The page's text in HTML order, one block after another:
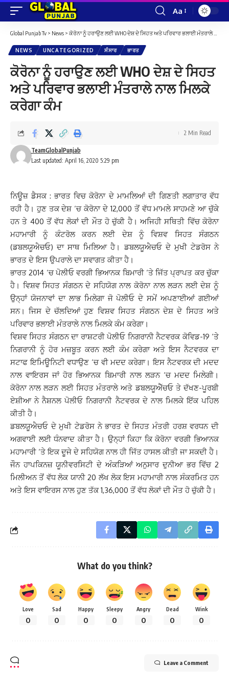
Font
Resizer
Aa
Global Punjab Tv > News > ਕੋਰੋਨਾ ਨੂੰ ਹਰਾਉਣ ਲਈ WHO ਦੇਸ਼ ਦੇ ਸਿਹਤ ਅਤੇ ਪਰਿਵਾਰ ਭਲਾਈ ਮੰਤਰਾਲੇ ਨਾਲ ਮਿਲਕੇ ਕਰੇਗਾ ਕੰਮ
NEWS UNCATEGORIZED ਸੰਸਾਰ ਭਾਰਤ
ਕੋਰੋਨਾ ਨੂੰ ਹਰਾਉਣ ਲਈ WHO ਦੇਸ਼ ਦੇ ਸਿਹਤ
ਅਤੇ ਪਰਿਵਾਰ ਭਲਾਈ ਮੰਤਰਾਲੇ ਨਾਲ ਮਿਲਕੇ
ਕਰੇਗਾ ਕੰਮ
Last updated: April 16, 2020 5:29 pm
TeamGlobalPunjab
2 Min Read
ਨਿਊਜ਼ ਡੈਸਕ : ਭਾਰਤ ਵਿਚ ਕੋਰੋਨਾ ਦੇ ਮਾਮਲਿਆਂ ਦੀ ਗਿਣਤੀ ਲਗਾਤਾਰ ਵੱਧ
ਰਹੀ ਹੈ। ਹੁਣ ਤਕ ਦੇਸ਼ ‘ਚ ਕੋਰੋਨਾ ਦੇ 12,000 ਤੋਂ ਵੱਧ ਮਾਮਲੇ ਸਾਹਮਣੇ ਆ ਚੁੱਕੇ
ਹਨ ਤੇ 400 ਤੋਂ ਵੱਧ ਲੋਕਾਂ ਦੀ ਮੌਤ ਹੋ ਚੁੱਕੀ ਹੈ। ਅਜਿਹੀ ਸਥਿਤੀ ਵਿੱਚ ਕੋਰੋਨਾ
ਮਹਾਮਾਰੀ ਨੂੰ ਕੰਟਰੋਲ ਕਰਨ ਲਈ ਦੇਸ਼ ਨੂੰ ਵਿਸ਼ਵ ਸਿਹਤ ਸੰਗਠਨ
(ਡਬਲਯੂਐਚਓ) ਦਾ ਸਾਥ ਮਿਲਿਆ ਹੈ। ਡਬਲਯੂਐਚਓ ਦੇ ਮੁਖੀ ਟੇਡਰੋਸ ਨੇ
ਭਾਰਤ ਦੇ ਇਸ ਉਪਰਾਲੇ ਦਾ ਸਵਾਗਤ ਕੀਤਾ ਹੈ।
ਭਾਰਤ 2014 ‘ਚ ਪੋਲੀਓ ਵਰਗੀ ਭਿਆਨਕ ਬਿਮਾਰੀ ‘ਤੇ ਜਿੱਤ ਪ੍ਰਾਪਤ ਕਰ ਚੁੱਕਾ
ਹੈ। ਵਿਸ਼ਵ ਸਿਹਤ ਸੰਗਠਨ ਦੇ ਸਹਿਯੋਗ ਨਾਲ ਕੋਰੋਨਾ ਨਾਲ ਲੜਨ ਲਈ ਦੇਸ਼ ਨੂੰ
ਉਨ੍ਹਾਂ ਯੋਜਨਾਵਾਂ ਦਾ ਲਾਭ ਮਿਲੇਗਾ ਜੋ ਪੋਲੀਓ ਦੇ ਸਮੇਂ ਅਪਣਾਈਆਂ ਗਈਆਂ
ਸਨ। ਜਿਸ ਦੇ ਚੱਲਦਿਆਂ ਹੁਣ ਵਿਸ਼ਵ ਸਿਹਤ ਸੰਗਠਨ ਦੇਸ਼ ਦੇ ਸਿਹਤ ਅਤੇ
ਪਰਿਵਾਰ ਭਲਾਈ ਮੰਤਰਾਲੇ ਨਾਲ ਮਿਲਕੇ ਕੰਮ ਕਰੇਗਾ।
ਵਿਸ਼ਵ ਸਿਹਤ ਸੰਗਠਨ ਦਾ ਰਾਸ਼ਟਰੀ ਪੋਲੀਓ ਨਿਗਰਾਨੀ ਨੈਟਵਰਕ ਕੋਵਿਡ-19 ‘ਤੇ
ਨਿਗਰਾਨੀ ਨੂੰ ਹੋਰ ਮਜ਼ਬੂਤ ​​ਕਰਨ ਲਈ ਕੰਮ ਕਰੇਗਾ ਅਤੇ ਇਸ ਨੈਟਵਰਕ ਦਾ
ਸਟਾਫ ਇਮਿਊਨਿਟੀ ਵਧਾਉਣ ‘ਚ ਵੀ ਮਦਦ ਕਰੇਗਾ। ਇਸ ਨੈਟਵਰਕ ਦੀ ਮਦਦ
ਨਾਲ ਵਾਇਰਸ ਜਾਂ ਹੋਰ ਭਿਆਨਕ ਬਿਮਾਰੀ ਨਾਲ ਲੜਨ ‘ਚ ਮਦਦ ਮਿਲੇਗੀ।
ਕੋਰੋਨਾ ਨਾਲ ਲੜਨ ਲਈ ਸਿਹਤ ਮੰਤਰਾਲੇ ਅਤੇ ਡਬਲਯੂਐੱਚਓ ਤੇ ਦੱਖਣ-ਪੂਰਬੀ
ਏਸ਼ੀਆ ਨੇ ਨੈਸ਼ਨਲ ਪੋਲੀਓ ਨਿਗਰਾਨੀ ਨੈਟਵਰਕ ਦੇ ਨਾਲ ਮਿਲਕੇ ਇੱਕ ਪਹਿਲ
ਕੀਤੀ ਹੈ।
ਡਬਲਯੂਐਚਓ ਦੇ ਮੁਖੀ ਟੇਡਰੋਸ ਨੇ ਭਾਰਤ ਦੇ ਸਿਹਤ ਮੰਤਰੀ ਹਰਸ਼ ਵਰਧਨ ਦੀ
ਅਗਵਾਈ ਲਈ ਧੰਨਵਾਦ ਕੀਤਾ ਹੈ। ਉਨ੍ਹਾਂ ਕਿਹਾ ਕਿ ਕੋਰੋਨਾ ਵਰਗੀ ਭਿਆਨਕ
ਮਹਾਮਾਰੀ ‘ਤੇ ਇਕ ਦੂਜੇ ਦੇ ਸਹਿਯੋਗ ਨਾਲ ਹੀ ਜਿੱਤ ਹਾਸਲ ਕੀਤੀ ਜਾ ਸਕਦੀ ਹੈ।
ਜੌਨ ਹਾਪਕਿਨਜ਼ ਯੂਨੀਵਰਸਿਟੀ ਦੇ ਅੰਕੜਿਆਂ ਅਨੁਸਾਰ ਦੁਨੀਆ ਭਰ ਵਿੱਚ 2
ਮਿਲੀਅਨ ਤੋਂ ਵੱਧ ਲੋਕ ਯਾਨੀ 20 ਲੱਖ ਲੋਕ ਇਸ ਮਹਾਮਾਰੀ ਨਾਲ ਸੰਕਰਮਿਤ ਹਨ
ਅਤੇ ਇਸ ਵਾਇਰਸ ਨਾਲ ਹੁਣ ਤੱਕ 1,36,000 ਤੋਂ ਵੱਧ ਲੋਕਾਂ ਦੀ ਮੌਤ ਹੋ ਚੁੱਕੀ ਹੈ।
What do you think?
Love
0
Sad
0
Happy
0
Sleepy
0
Angry
0
Dead
0
Wink
0
Leave a Comment